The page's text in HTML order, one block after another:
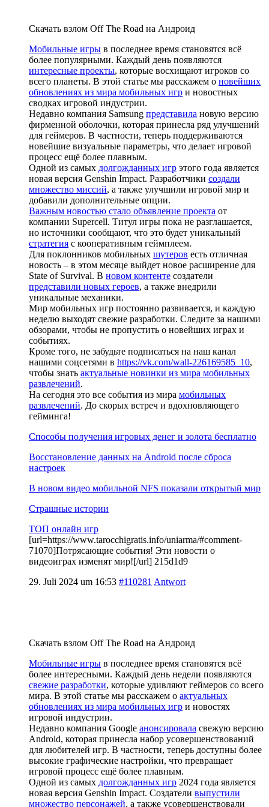
Скачать взлом Off The Road на Андроид
Мобильные игры в последнее время становятся всё
более популярными. Каждый день появляются
интересные проекты, которые восхищают игроков со
всего планеты. В этой статье мы расскажем о новейших
обновлениях из мира мобильных игр и новостных
сводках игровой индустрии.
Недавно компания Samsung представила новую версию
фирменной оболочки, которая принесла ряд улучшений
для геймеров. В частности, теперь поддерживаются
новейшие визуальные параметры, что делает игровой
процесс ещё более плавным.
Одной из самых долгожданных игр этого года является
новая версия Genshin Impact. Разработчики создали
множество миссий, а также улучшили игровой мир и
добавили дополнительные опции.
Важным новостью стало объявление проекта от
компании Supercell. Титул игры пока не разглашается,
но источники сообщают, что это будет уникальный
стратегия с кооперативным геймплеем.
Для поклонников мобильных шутеров есть отличная
новость – в этом месяце выйдет новое расширение для
State of Survival. В новом контенте создатели
представили новых героев, а также внедрили
уникальные механики.
Мир мобильных игр постоянно развивается, и каждую
неделю выходят свежие разработки. Следите за нашими
обзорами, чтобы не пропустить о новейших играх и
событиях.
Кроме того, не забудьте подписаться на наш канал
нашими соцсетями в https://vk.com/wall-226169585_10,
чтобы знать актуальные новинки из мира мобильных
развлечений.
На сегодня это все события из мира мобильных
развлечений. До скорых встреч и вдохновляющего
гейминга!
Способы получения игровых денег и золота бесплатно
Восстановление данных на Android после сброса
настроек
В новом видео мобильной NFS показали открытый мир
Страшные истории
ТОП онлайн игр
[url=https://www.tarocchigratis.info/uniarma/#comment-
71070]Потрясающие события! Эти новости о
видеоиграх изменят мир![/url] 215d1d9
29. Juli 2024 um 16:53 #110281 Antwort
Скачать взлом Off The Road на Андроид
Мобильные игры в последнее время становятся всё
более интересными. Каждый день недели появляются
свежие разработки, которые удивляют геймеров со всего
мира. В этой статье мы расскажем о актуальных
обновлениях из мира мобильных игр и новостях
игровой индустрии.
Недавно компания Google анонсировала свежую версию
Android, которая принесла набор усовершенствований
для любителей игр. В частности, теперь доступны более
высокие графические настройки, что превращает
игровой процесс ещё более плавным.
Одной из самых долгожданных игр 2024 года является
новая версия Genshin Impact. Создатели выпустили
множество персонажей, а также усовершенствовали